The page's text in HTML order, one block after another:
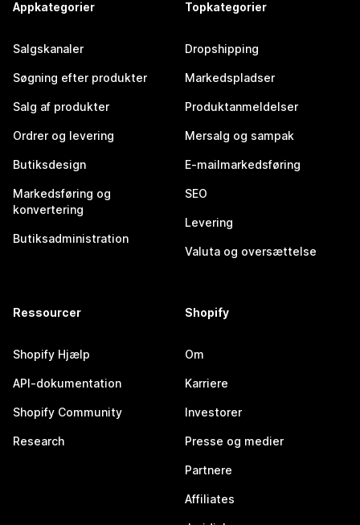
Appkategorier
Salgskanaler
Søgning efter produkter
Salg af produkter
Ordrer og levering
Butiksdesign
Markedsføring og
konvertering
Butiksadministration
Topkategorier
Dropshipping
Markedspladser
Produktanmeldelser
Mersalg og sampak
E-mailmarkedsføring
SEO
Levering
Valuta og oversættelse
Ressourcer
Shopify Hjælp
API-dokumentation
Shopify Community
Research
Shopify
Om
Karriere
Investorer
Presse og medier
Partnere
Affiliates